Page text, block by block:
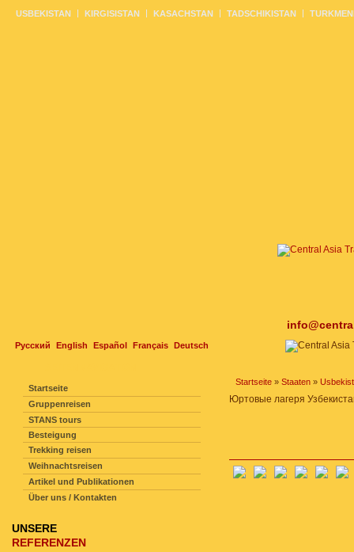
Русский English Español Français Deutsch
USBEKISTAN KIRGISISTAN KASACHSTAN TADSCHIKISTAN
Startseite » Staaten »
Юртовые лагеря
Startseite
Gruppenreisen
STANS tours
Besteigung
Trekking reisen
Weihnachtsreisen
Artikel und Publikationen
Über uns / Kontakten
UNSERE
REFERENZEN